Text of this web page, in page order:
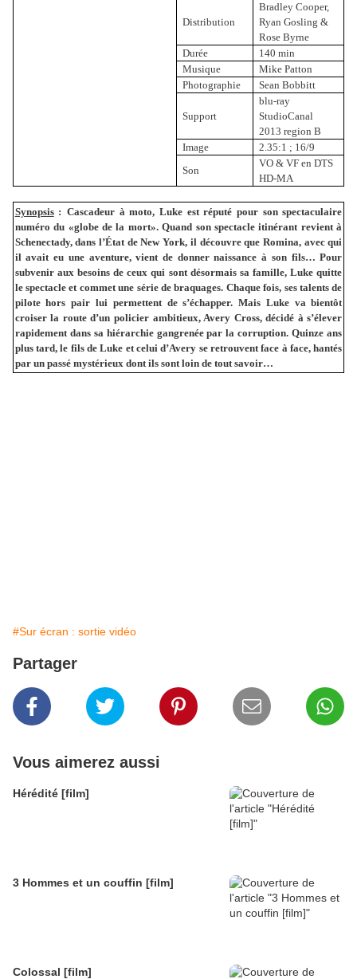
Distribution
Bradley Cooper,
Ryan Gosling &
Rose Byrne
Durée
140 min
Musique
Mike Patton
Photographie
Sean Bobbitt
Support
blu-ray
StudioCanal
2013 region B
Image
2.35:1 ; 16/9
Son
VO & VF en DTS
HD-MA
Synopsis: Cascadeur à moto, Luke est réputé pour son spectaculaire
numéro du «globe de la mort». Quand son spectacle itinérant revient à
Schenectady, dans l’État de New York, il découvre que Romina, avec qui
il avait eu une aventure, vient de donner naissance à son fils… Pour
subvenir aux besoins de ceux qui sont désormais sa famille, Luke quitte
le spectacle et commet une série de braquages. Chaque fois, ses talents de
pilote hors pair lui permettent de s’échapper. Mais Luke va bientôt
croiser la route d’un policier ambitieux, Avery Cross, décidé à s’élever
rapidement dans sa hiérarchie gangrenée par la corruption. Quinze ans
plus tard, le fils de Luke et celui d’Avery se retrouvent face à face, hantés
par un passé mystérieux dont ils sont loin de tout savoir…
#Sur écran : sortie vidéo
Partager
Vous aimerez aussi
Hérédité [film]
3 Hommes et un couffin [film]
Colossal [film]